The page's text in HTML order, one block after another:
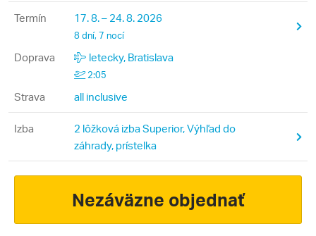
Termín 17. 8. – 24. 8. 2026
8 dní, 7 nocí
Doprava letecky, Bratislava
2:05
Strava all inclusive
Izba
2 lôžková izba Superior, Výhľad do
záhrady, prístelka
Nezáväzne objednať